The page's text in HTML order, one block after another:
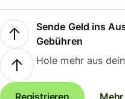
Sende Geld ins
Gebühren
Hole mehr aus